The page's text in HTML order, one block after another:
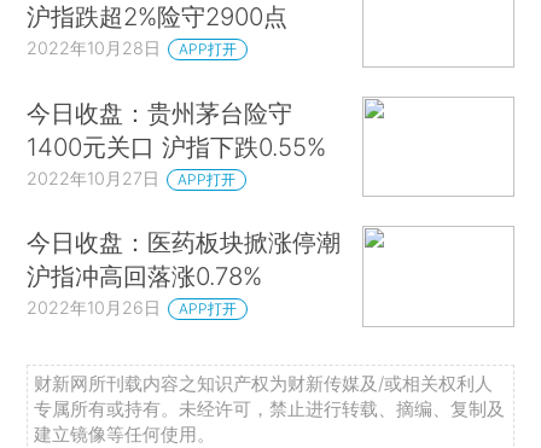
沪指跌超2%险守2900点
2022年10月28日 APP打开
今日收盘：贵州茅台险守
1400元关口 沪指下跌0.55%
2022年10月27日 APP打开
今日收盘：医药板块掀涨停潮
沪指冲高回落涨0.78%
2022年10月26日 APP打开
财新网所刊载内容之知识产权为财新传媒及/或相关权利人
专属所有或持有。未经许可，禁止进行转载、摘编、复制及
建立镜像等任何使用。